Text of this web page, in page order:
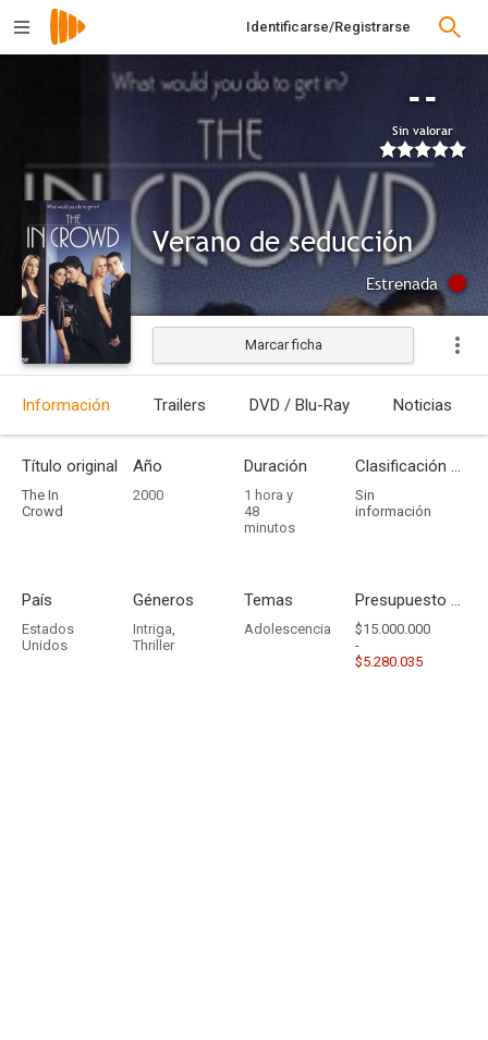
Identificarse/Registrarse
--
Sin valorar
Verano de seducción
Estrenada
Marcar ficha
Información Trailers DVD / Blu-Ray Noticias
Título original
The In
Crowd
Año
2000
Duración
1 hora y
48
minutos
Clasificación por edades
Sin
información
País
Estados
Unidos
Géneros
Intriga,
Thriller
Temas
Adolescencia
Presupuesto - Ingresos
$15.000.000
-
$5.280.035